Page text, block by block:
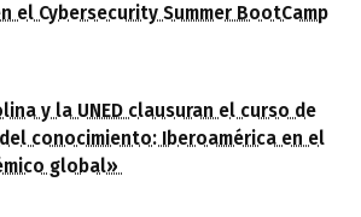
el Cybersecurity Summer BootCamp
y la UNED clausuran el curso de
conocimiento: Iberoamérica en el
global»